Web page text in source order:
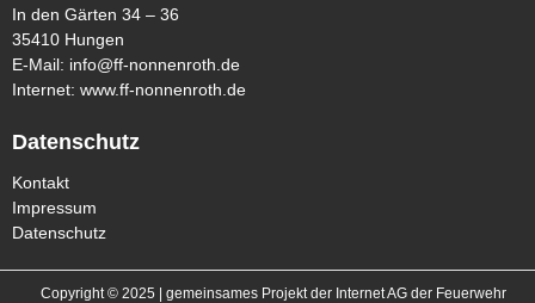
In den Gärten 34 – 36
35410 Hungen
E-Mail: info@ff-nonnenroth.de
Internet: www.ff-nonnenroth.de
Datenschutz
Kontakt
Impressum
Datenschutz
Copyright © 2025 | gemeinsames Projekt der Internet AG der Feuerwehr